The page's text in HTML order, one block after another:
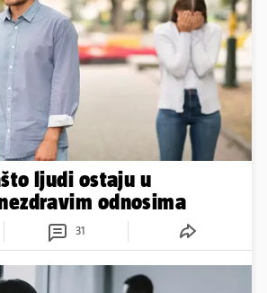
ljudi ostaju u
odnosima
31